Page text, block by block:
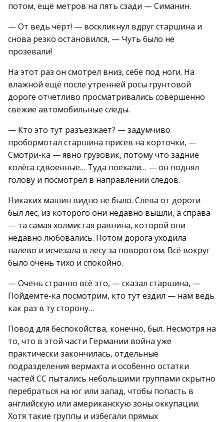
потом, ещё метров на пять сзади — Симанин.
— От ведь чёрт! — воскликнул вдруг старшина и
снова резко остановился, — Чуть было не
прозевали!
На этот раз он смотрел вниз, себе под ноги. На
влажной ещё после утренней росы грунтовой
дороге отчётливо просматривались совершенно
свежие автомобильные следы.
— Кто это тут разъезжает? — задумчиво
пробормотал старшина присев на корточки, —
Смотри-ка — явно грузовик, потому что задние
колёса сдвоенные… Туда поехали… — он поднял
голову и посмотрел в направлении следов.
Никаких машин видно не было. Слева от дороги
был лес, из которого они недавно вышли, а справа
— та самая холмистая равнина, которой они
недавно любовались. Потом дорога уходила
налево и исчезала в лесу за поворотом. Всё вокруг
было очень тихо и спокойно.
— Очень странно всё это, — сказал старшина, —
Пойдёмте-ка посмотрим, кто тут ездил — нам ведь
как раз в ту сторону…
Повод для беспокойства, конечно, был. Несмотря на
то, что в этой части Германии война уже
практически закончилась, отдельные
подразделения вермахта и особенно остатки
частей СС пытались небольшими группами скрытно
перебраться на юг или запад, чтобы попасть в
английскую или американскую зоны оккупации.
Хотя такие группы и избегали прямых